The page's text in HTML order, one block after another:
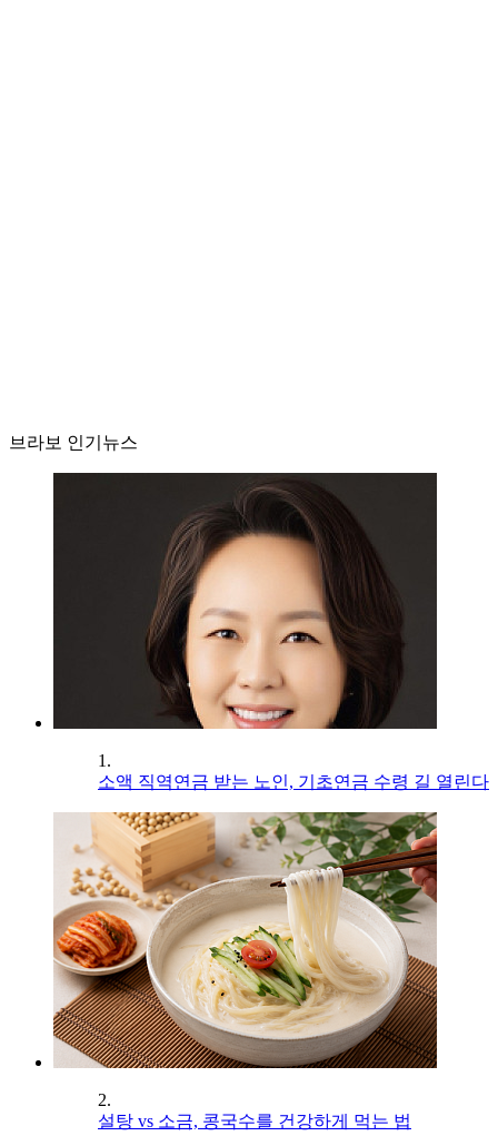
브라보 인기뉴스
1.
소액 직역연금 받는 노인, 기초연금 수령 길 열린다
2.
설탕 vs 소금, 콩국수를 건강하게 먹는 법